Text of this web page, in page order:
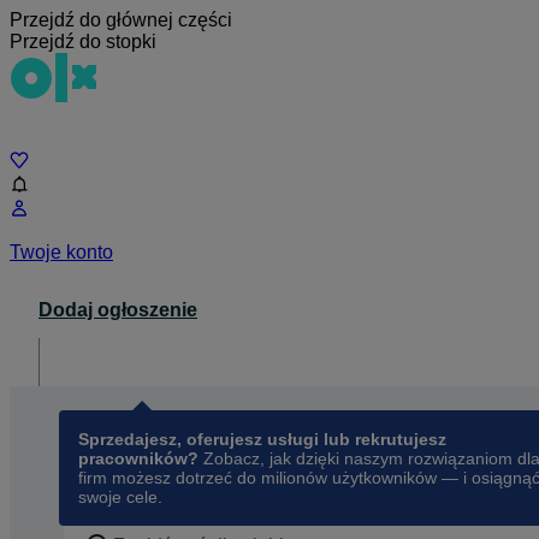
Przejdź do głównej części
Przejdź do stopki
Twoje konto
Dodaj ogłoszenie
Sprzedajesz, oferujesz usługi lub rekrutujesz
pracowników? Zobacz, jak dzięki naszym rozwiązaniom dla
firm możesz dotrzeć do milionów użytkowników — i osiągnąć
swoje cele.